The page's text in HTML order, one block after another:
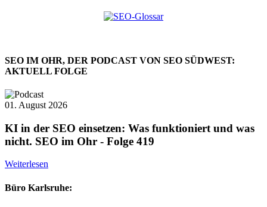
SEO IM OHR, DER PODCAST VON SEO SÜDWEST:
AKTUELL FOLGE
01. August 2026
KI in der SEO einsetzen: Was funktioniert und was
nicht. SEO im Ohr - Folge 419
Weiterlesen
Büro Karlsruhe: